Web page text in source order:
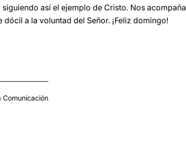
así el ejemplo de Cristo. Nos acompaña
a la voluntad del Señor. ¡Feliz domingo!